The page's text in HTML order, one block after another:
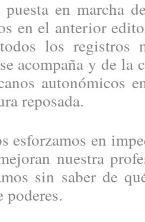
puesta en marcha
en el anterior
los registros
acompaña y de la
autonómicos
reposada.
en
nuestra
sin saber de